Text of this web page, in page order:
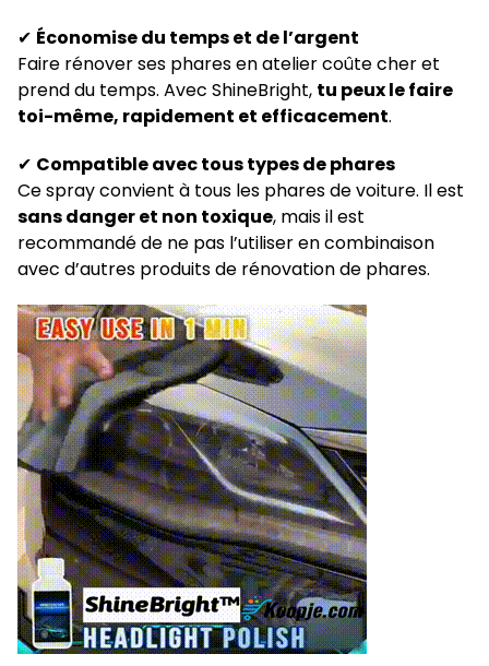
✔ Économise du temps et de l’argent
Faire rénover ses phares en atelier coûte cher et
prend du temps. Avec ShineBright, tu peux le faire
toi-même, rapidement et efficacement.
✔ Compatible avec tous types de phares
Ce spray convient à tous les phares de voiture. Il est
sans danger et non toxique, mais il est
recommandé de ne pas l’utiliser en combinaison
avec d’autres produits de rénovation de phares.